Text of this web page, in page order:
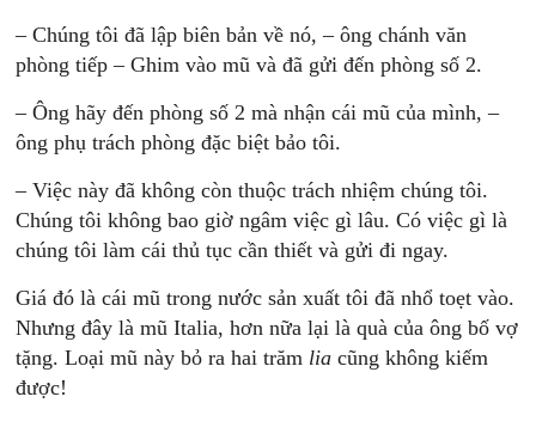
– Chúng tôi đã lập biên bản về nó, – ông chánh văn
phòng tiếp – Ghim vào mũ và đã gửi đến phòng số 2.
– Ông hãy đến phòng số 2 mà nhận cái mũ của mình, –
ông phụ trách phòng đặc biệt bảo tôi.
– Việc này đã không còn thuộc trách nhiệm chúng tôi.
Chúng tôi không bao giờ ngâm việc gì lâu. Có việc gì là
chúng tôi làm cái thủ tục cần thiết và gửi đi ngay.
Giá đó là cái mũ trong nước sản xuất tôi đã nhổ toẹt vào.
Nhưng đây là mũ Italia, hơn nữa lại là quà của ông bố vợ
tặng. Loại mũ này bỏ ra hai trăm liacũng không kiếm
được!